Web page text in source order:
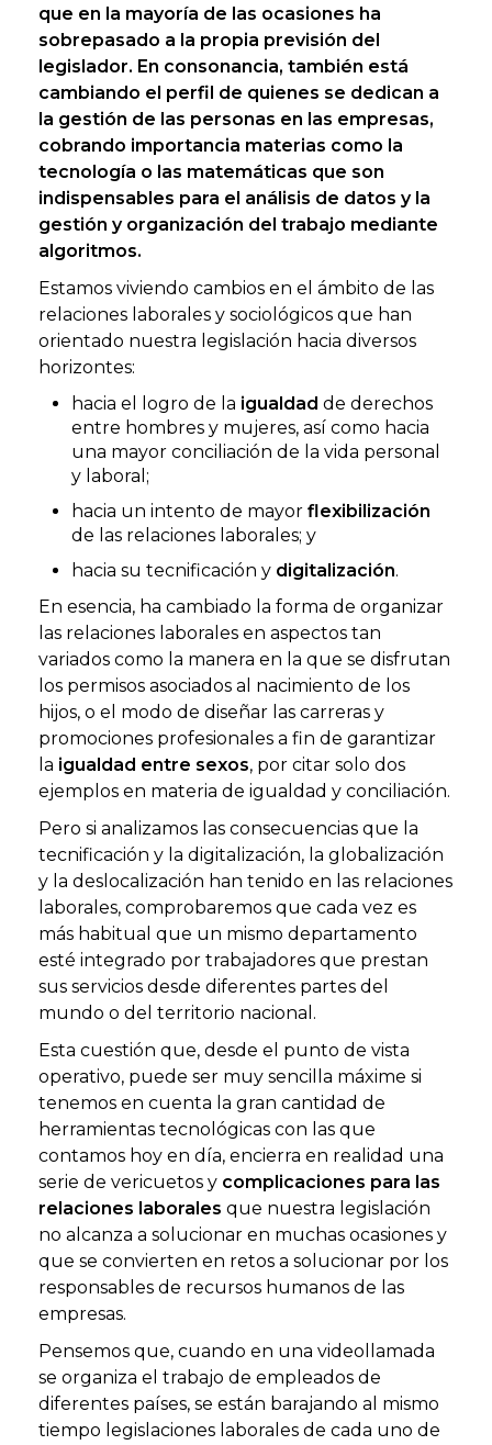
que en la mayoría de las ocasiones ha
sobrepasado a la propia previsión del
legislador. En consonancia, también está
cambiando el perfil de quienes se dedican a
la gestión de las personas en las empresas,
cobrando importancia materias como la
tecnología o las matemáticas que son
indispensables para el análisis de datos y la
gestión y organización del trabajo mediante
algoritmos.
Estamos viviendo cambios en el ámbito de las
relaciones laborales y sociológicos que han
orientado nuestra legislación hacia diversos
horizontes:
hacia el logro de la igualdad de derechos
entre hombres y mujeres, así como hacia
una mayor conciliación de la vida personal
y laboral;
hacia un intento de mayor flexibilización
de las relaciones laborales; y
hacia su tecnificación y digitalización.
En esencia, ha cambiado la forma de organizar
las relaciones laborales en aspectos tan
variados como la manera en la que se disfrutan
los permisos asociados al nacimiento de los
hijos, o el modo de diseñar las carreras y
promociones profesionales a fin de garantizar
la igualdad entre sexos, por citar solo dos
ejemplos en materia de igualdad y conciliación.
Pero si analizamos las consecuencias que la
tecnificación y la digitalización, la globalización
y la deslocalización han tenido en las relaciones
laborales, comprobaremos que cada vez es
más habitual que un mismo departamento
esté integrado por trabajadores que prestan
sus servicios desde diferentes partes del
mundo o del territorio nacional.
Esta cuestión que, desde el punto de vista
operativo, puede ser muy sencilla máxime si
tenemos en cuenta la gran cantidad de
herramientas tecnológicas con las que
contamos hoy en día, encierra en realidad una
serie de vericuetos y complicaciones para las
relaciones laborales que nuestra legislación
no alcanza a solucionar en muchas ocasiones y
que se convierten en retos a solucionar por los
responsables de recursos humanos de las
empresas.
Pensemos que, cuando en una videollamada
se organiza el trabajo de empleados de
diferentes países, se están barajando al mismo
tiempo legislaciones laborales de cada uno de